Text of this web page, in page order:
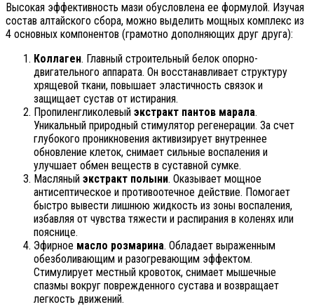
Высокая эффективность мази обусловлена ее формулой. Изучая
состав алтайского сбора, можно выделить мощных комплекс из
4 основных компонентов (грамотно дополняющих друг друга):
Коллаген. Главный строительный белок опорно-
двигательного аппарата. Он восстанавливает структуру
хрящевой ткани, повышает эластичность связок и
защищает сустав от истирания.
Пропиленгликолевый экстракт пантов марала.
Уникальный природный стимулятор регенерации. За счет
глубокого проникновения активизирует внутреннее
обновление клеток, снимает сильные воспаления и
улучшает обмен веществ в суставной сумке.
Масляный экстракт полыни. Оказывает мощное
антисептическое и противоотечное действие. Помогает
быстро вывести лишнюю жидкость из зоны воспаления,
избавляя от чувства тяжести и распирания в коленях или
пояснице.
Эфирное масло розмарина. Обладает выраженным
обезболивающим и разогревающим эффектом.
Стимулирует местный кровоток, снимает мышечные
спазмы вокруг поврежденного сустава и возвращает
легкость движений.